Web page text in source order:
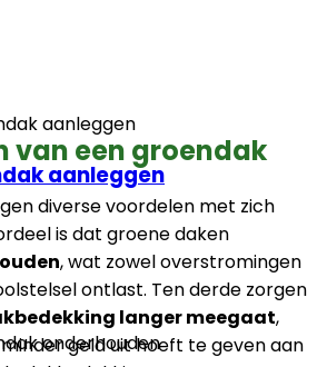
aanleggen
van een groendak
diverse voordelen met zich
is dat groene daken
, wat zowel overstromingen
ontlast. Ten derde zorgen
langer meegaat,
geld uit hoeft te geven aan